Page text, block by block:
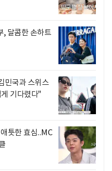
, 달콤한 손하트
민국과 스위스
기다렸다"
틋한 효심..MC